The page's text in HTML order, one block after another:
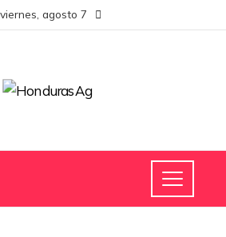
viernes, agosto 7